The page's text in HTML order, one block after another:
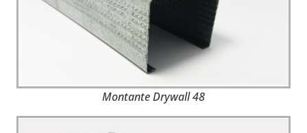
Montante Drywall 48